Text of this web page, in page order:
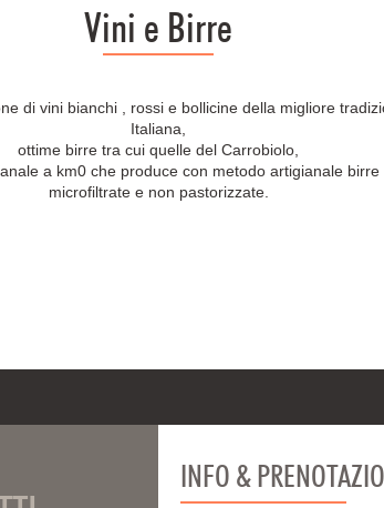
Vini e Birre
di vini bianchi , rossi e bollicine della migliore
Italiana,
ottime birre tra cui quelle del Carrobiolo,
a km0 che produce con metodo artigianale birre
microfiltrate e non pastorizzate.
INFO &